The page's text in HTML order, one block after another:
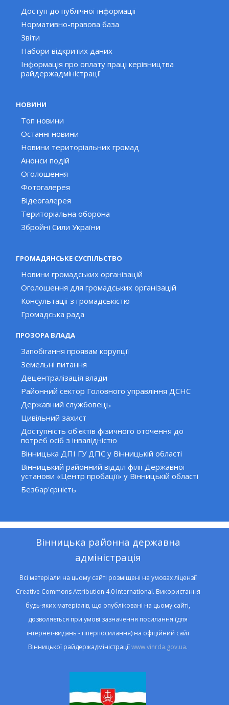
Доступ до публічної інформації
Нормативно-правова база
Звіти
Набори відкритих даних
Інформація про оплату праці керівництва
райдержадміністрації
НОВИНИ
Топ новини
Останні новини
Новини територіальних громад
Анонси подій
Оголошення
Фотогалерея
Відеогалерея
Територіальна оборона
Збройні Сили України
ГРОМАДЯНСЬКЕ СУСПІЛЬСТВО
Новини громадських організацій
Оголошення для громадських організацій
Консультації з громадськістю
Громадська рада
ПРОЗОРА ВЛАДА
Запобігання проявам корупції
Земельні питання
Децентралізація влади
Районний сектор Головного управління ДСНС
Державний службовець
Цивільний захист
Доступність об'єктів фізичного оточення до
потреб осіб з інвалідністю
Вінницька ДПІ ГУ ДПС у Вінницькій області
Вінницький районний відділ філії Державної
установи «Центр пробації» у Вінницькій області
Безбар'єрність
Вінницька районна державна
адміністрація
Всі матеріали на цьому сайті розміщені на умовах ліцензії
Creative Commons Attribution 4.0 International. Використання
будь-яких матеріалів, що опубліковані на цьому сайті,
дозволяється при умові зазначення посилання (для
інтернет-видань - гіперпосилання) на офіційний сайт
Вінницької райдержадміністраціїwww.vinrda.gov.ua.